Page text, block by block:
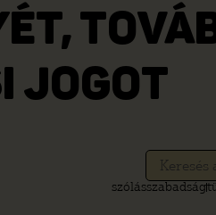
JOGOT
szólásszabadság